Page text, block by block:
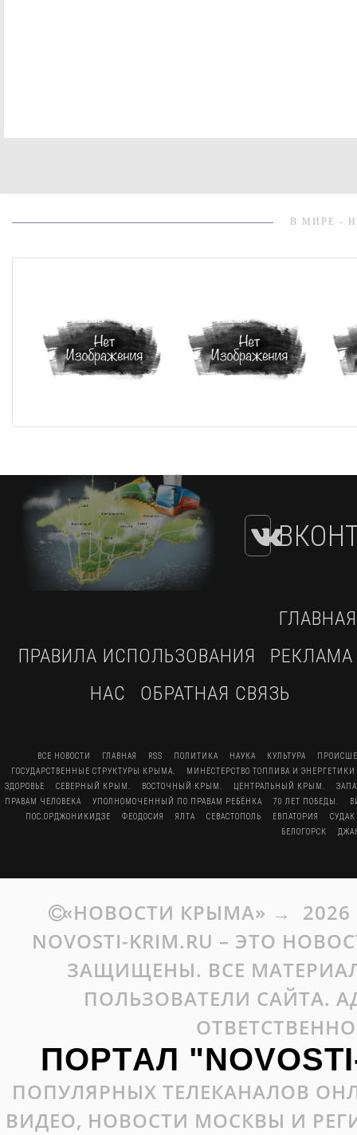
В МИРЕ -
ГЛАВНАЯ
ПРАВИЛА ИСПОЛЬЗОВАНИЯ
РЕКЛАМА
НАС
ОБРАТНАЯ СВЯЗЬ
ВСЕ НОВОСТИ ГЛАВНАЯ RSS ПОЛИТИКА НАУКА КУЛЬТУРА
ГОСУДАРСТВЕННЫЕ СТРУКТУРЫ КРЫМА.
МИНЕСТЕРСТВО ТОПЛИВА И
ЗДОРОВЬЕ
СЕВЕРНЫЙ КРЫМ. ВОСТОЧНЫЙ КРЫМ. ЦЕНТРАЛЬНЫЙ КРЫМ.
ПРАВАМ ЧЕЛОВЕКА
УПОЛНОМОЧЕННЫЙ ПО ПРАВАМ РЕБЁНКА 70 ЛЕТ ПОБЕДЫ.
ПОС.ОРДЖОНИКИДЗЕ
ФЕОДОСИЯ ЯЛТА СЕВАСТОПОЛЬ ЕВПАТОРИЯ
СУДАК
БЕЛОГОРСК
«НОВОСТИ КРЫМА» → 2026
NOVOSTI-KRIM.RU – ЭТО
ЗАЩИЩЕНЫ. ВСЕ
ПОЛЬЗОВАТЕЛИ САЙТА.
ПОРТАЛ
ПОПУЛЯРНЫХ ТЕЛЕКАНАЛОВ
ВИДЕО, НОВОСТИ МОСКВЫ И